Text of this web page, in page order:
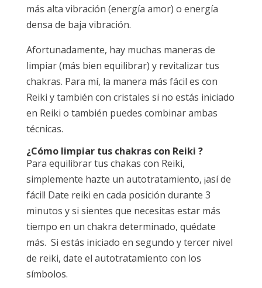
más alta vibración (energía amor) o energía
densa de baja vibración.
Afortunadamente, hay muchas maneras de
limpiar (más bien equilibrar) y revitalizar tus
chakras. Para mí, la manera más fácil es con
Reiki y también con cristales si no estás iniciado
en Reiki o también puedes combinar ambas
técnicas.
¿Cómo limpiar tus chakras con Reiki ?
Para equilibrar tus chakas con Reiki,
simplemente hazte un autotratamiento, ¡así de
fácil! Date reiki en cada posición durante 3
minutos y si sientes que necesitas estar más
tiempo en un chakra determinado, quédate
más. Si estás iniciado en segundo y tercer nivel
de reiki, date el autotratamiento con los
símbolos.